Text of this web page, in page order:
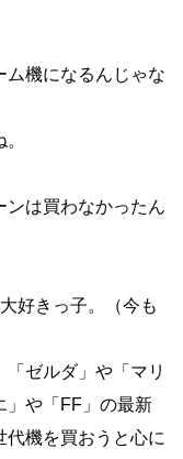
ム機になるんじゃな
ンは買わなかったん
好きっ子。（今も
ゼルダ」や「マリ
」や「FF」の最新
機を買おうと心に